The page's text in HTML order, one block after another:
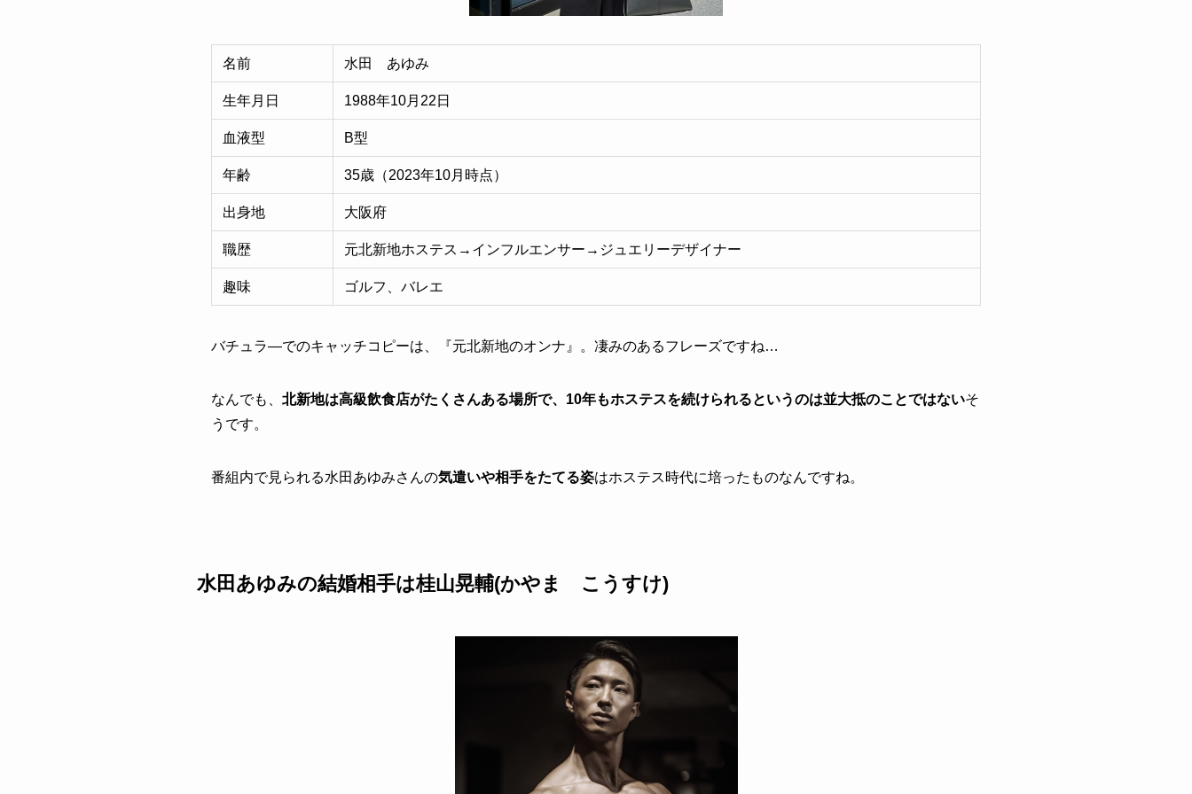
名前 水田 あゆみ
生年月日 1988年10月22日
血液型 B型
年齢 35歳（2023年10月時点）
出身地 大阪府
職歴 元北新地ホステス→インフルエンサー→ジュエリーデザイナー
趣味 ゴルフ、バレエ
バチュラ―でのキャッチコピーは、『元北新地のオンナ』。凄みのあるフレーズですね…
なんでも、 北新地は高級飲食店がたくさんある場所で、10年もホステスを続けられるというのは並大抵のことではないそ
うです。
番組内で見られる水田あゆみさんの気遣いや相手をたてる姿はホステス時代に培ったものなんですね。
水田あゆみの結婚相手は桂山晃輔(かやま こうすけ)